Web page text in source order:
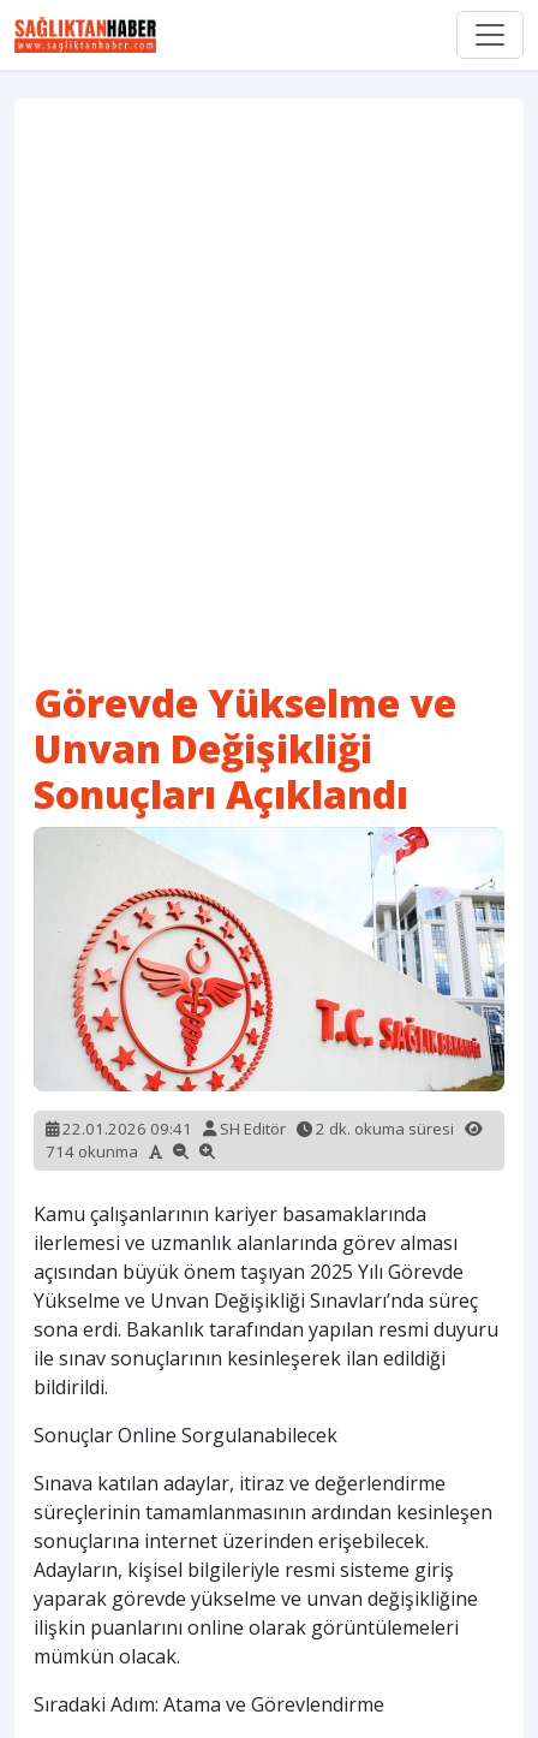
Görevde Yükselme ve
Unvan Değişikliği
Sonuçları Açıklandı
22.01.2026 09:41 SH Editör
2 dk. okuma süresi
714 okunma
Kamu çalışanlarının kariyer basamaklarında
ilerlemesi ve uzmanlık alanlarında görev alması
açısından büyük önem taşıyan 2025 Yılı Görevde
Yükselme ve Unvan Değişikliği Sınavları’nda süreç
sona erdi. Bakanlık tarafından yapılan resmi duyuru
ile sınav sonuçlarının kesinleşerek ilan edildiği
bildirildi.
Sonuçlar Online Sorgulanabilecek
Sınava katılan adaylar, itiraz ve değerlendirme
süreçlerinin tamamlanmasının ardından kesinleşen
sonuçlarına internet üzerinden erişebilecek.
Adayların, kişisel bilgileriyle resmi sisteme giriş
yaparak görevde yükselme ve unvan değişikliğine
ilişkin puanlarını online olarak görüntülemeleri
mümkün olacak.
Sıradaki Adım: Atama ve Görevlendirme